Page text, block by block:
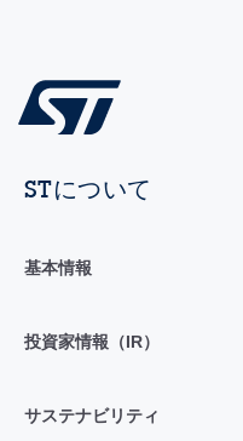
STについて
基本情報
投資家情報（IR）
サステナビリティ